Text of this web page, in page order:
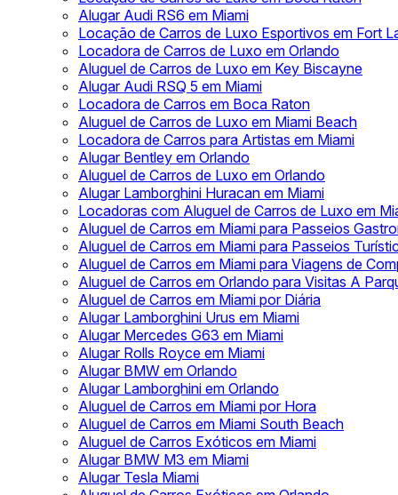
Alugar Audi RS6 em Miami
Locação de Carros de Luxo Esportivos em Fort
Locadora de Carros de Luxo em Orlando
Aluguel de Carros de Luxo em Key Biscayne
Alugar Audi RSQ 5 em Miami
Locadora de Carros em Boca Raton
Aluguel de Carros de Luxo em Miami Beach
Locadora de Carros para Artistas em Miami
Alugar Bentley em Orlando
Aluguel de Carros de Luxo em Orlando
Alugar Lamborghini Huracan em Miami
Locadoras com Aluguel de Carros de Luxo em
Aluguel de Carros em Miami para Passeios
Aluguel de Carros em Miami para Passeios
Aluguel de Carros em Miami para Viagens de
Aluguel de Carros em Orlando para Visitas A
Aluguel de Carros em Miami por Diária
Alugar Lamborghini Urus em Miami
Alugar Mercedes G63 em Miami
Alugar Rolls Royce em Miami
Alugar BMW em Orlando
Alugar Lamborghini em Orlando
Aluguel de Carros em Miami por Hora
Aluguel de Carros em Miami South Beach
Aluguel de Carros Exóticos em Miami
Alugar BMW M3 em Miami
Alugar Tesla Miami